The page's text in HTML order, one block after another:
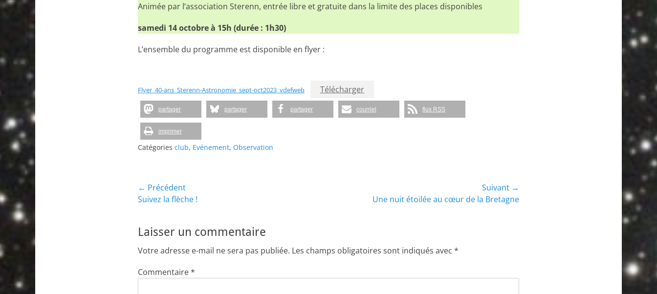
Animée par l’association Sterenn, entrée libre et gratuite dans la limite des places disponibles
samedi 14 octobre à 15h (durée : 1h30)
L’ensemble du programme est disponible en flyer :
Flyer_40-ans_Sterenn-Astronomie_sept-oct2023_vdefweb Télécharger
partager partager partager courriel flux RSS
imprimer
Catégories club, Evénement, Observation
Navigation
de
l’article
← Précédent
Article
Suivez la flèche !
Suivant →
Une nuit étoilée au cœur de la Bretagne
Laisser un commentaire
Votre adresse e-mail ne sera pas publiée. Les champs obligatoires sont indiqués avec *
Commentaire*